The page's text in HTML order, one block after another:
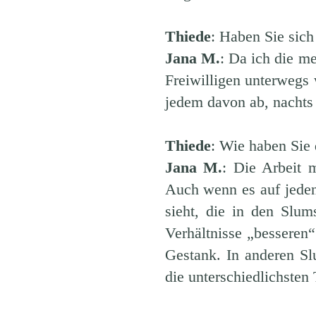
Thiede: Haben Sie
Jana M.: Da ich die
Freiwilligen unterwegs
jedem davon ab,
Thiede: Wie haben
Jana M.: Die Arbeit
Auch wenn es auf
sieht, die in den
Verhältnisse
Gestank. In anderen
die unterschiedlichsten